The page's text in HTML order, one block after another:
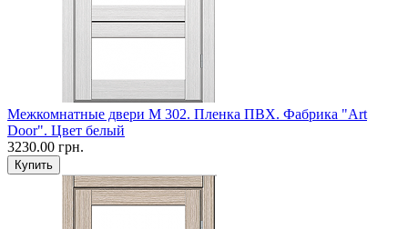
Межкомнатные двери M 302. Пленка ПВХ. Фабрика "Art
Door". Цвет белый
3230.00 грн.